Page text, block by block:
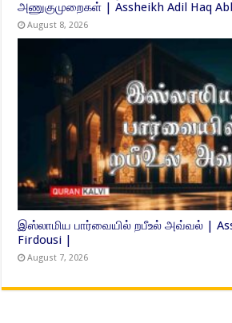
அணுகுமுறைகள் | Assheikh Adil Haq
August 8, 2026
இஸ்லாமிய பார்வையில் றபீஉல் அவ்வல் |
Firdousi |
August 7, 2026